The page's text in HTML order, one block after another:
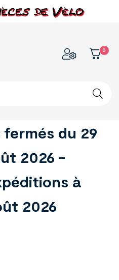
0
du 29
2026 -
à
2026